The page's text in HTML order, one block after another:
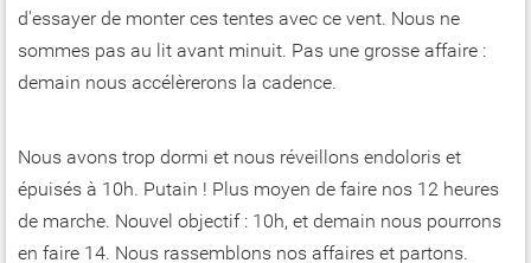
d'essayer de monter ces tentes avec ce vent. Nous ne
sommes pas au lit avant minuit. Pas une grosse affaire :
demain nous accélèrerons la cadence.
Nous avons trop dormi et nous réveillons endoloris et
épuisés à 10h. Putain ! Plus moyen de faire nos 12 heures
de marche. Nouvel objectif : 10h, et demain nous pourrons
en faire 14. Nous rassemblons nos affaires et partons.